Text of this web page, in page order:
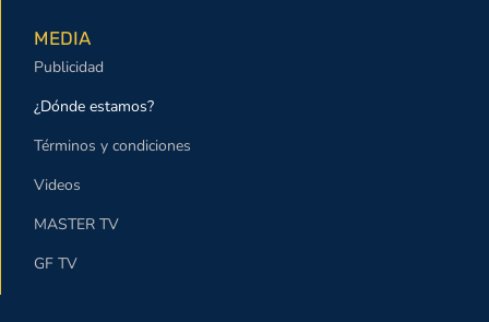
MEDIA
Publicidad
¿Dónde estamos?
Términos y condiciones
Videos
MASTER TV
GF TV